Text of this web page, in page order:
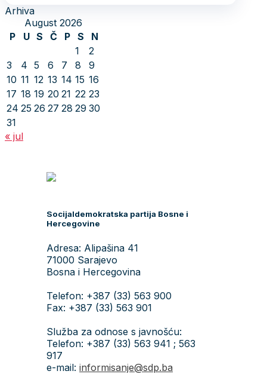
Arhiva
August 2026
P
U S Č P S
N
1
2
3
4 5 6 7 8
9
10 11 12 13 14 15 16
17 18 19 20 21 22 23
24 25 26 27 28 29 30
31
« jul
Socijaldemokratska partija Bosne i
Hercegovine
Adresa: Alipašina 41
71000 Sarajevo
Bosna i Hercegovina
Telefon: +387 (33) 563 900
Fax: +387 (33) 563 901
Služba za odnose s javnošću:
Telefon: +387 (33) 563 941 ; 563
917
e-mail: informisanje@sdp.ba